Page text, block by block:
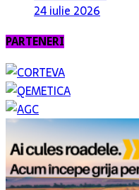
24 iulie 2026
PARTENERI